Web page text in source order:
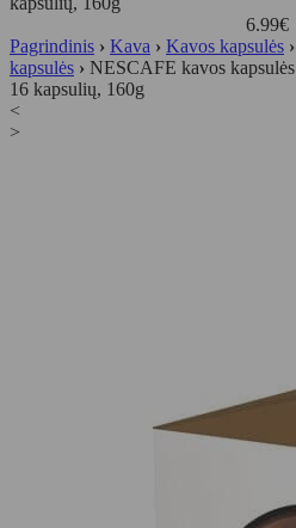
6.99€
Pagrindinis › Kava › Kavos kapsulės ›
kapsulės › NESCAFE kavos
16 kapsulių, 160g
<
>